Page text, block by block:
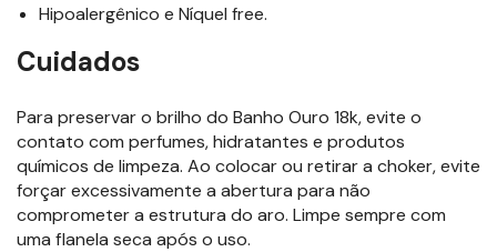
Hipoalergênico e Níquel free.
Cuidados
Para preservar o brilho do Banho Ouro 18k, evite o
contato com perfumes, hidratantes e produtos
químicos de limpeza. Ao colocar ou retirar a choker, evite
forçar excessivamente a abertura para não
comprometer a estrutura do aro. Limpe sempre com
uma flanela seca após o uso.